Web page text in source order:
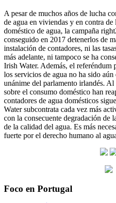
A pesar de muchos años de lucha
de agua en viviendas y en contra de
doméstico de agua, la campaña
conseguido en 2017 detenerlos de
instalación de contadores, ni las
más adelante, ni tampoco se ha
Irish Water. Además, el referéndum
los servicios de agua no ha sido
unánime del parlamento irlandés. Al
sobre el consumo doméstico han
contadores de agua domésticos
Water subcontrata cada vez más
con la consecuente degradación de
de la calidad del agua. Es más
fuerte por el derecho humano al
Foco en Portugal